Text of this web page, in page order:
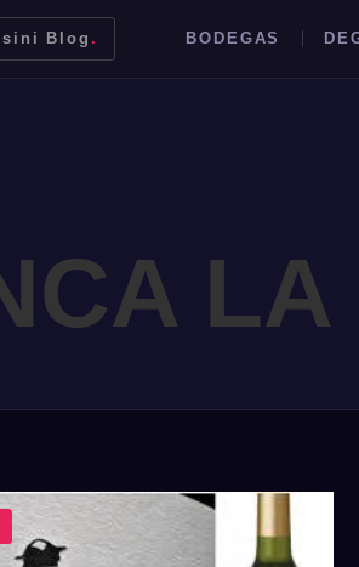
Blog . BODEGAS
LA